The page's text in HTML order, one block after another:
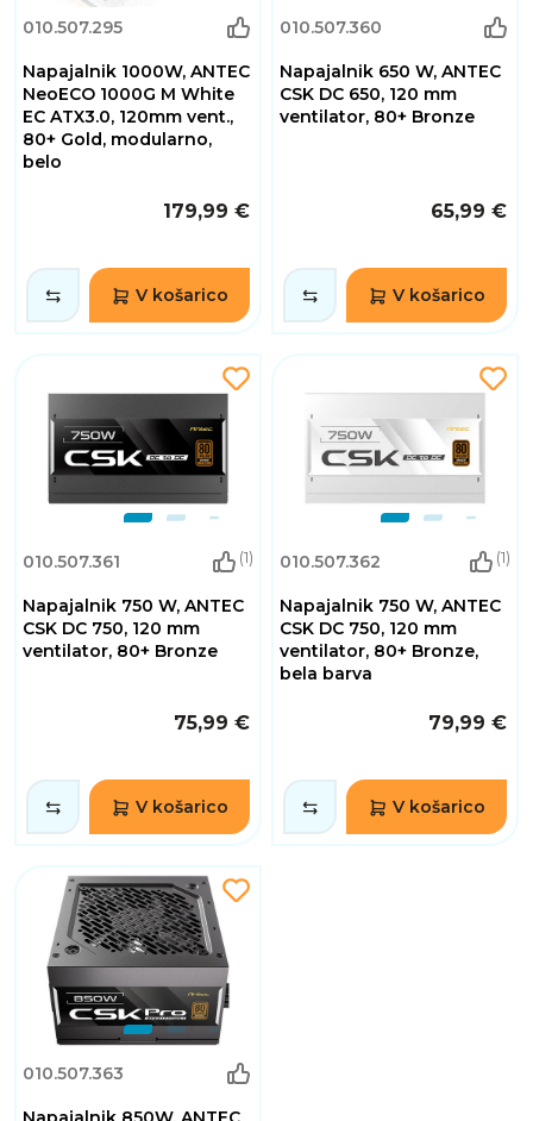
010.507.295
Napajalnik 1000W, ANTEC
NeoECO 1000G M White
EC ATX3.0, 120mm vent.,
80+ Gold, modularno,
belo
179,99 €
V košarico
010.507.360
Napajalnik 650 W, ANTEC
CSK DC 650, 120 mm
ventilator, 80+ Bronze
65,99 €
V košarico
010.507.361 (1)
Napajalnik 750 W, ANTEC
CSK DC 750, 120 mm
ventilator, 80+ Bronze
75,99 €
V košarico
010.507.362 (1)
Napajalnik 750 W, ANTEC
CSK DC 750, 120 mm
ventilator, 80+ Bronze,
bela barva
79,99 €
V košarico
010.507.363